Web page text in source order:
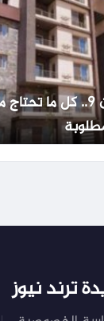
سكن لكل المصريين 9.. كل
ترند نيوز